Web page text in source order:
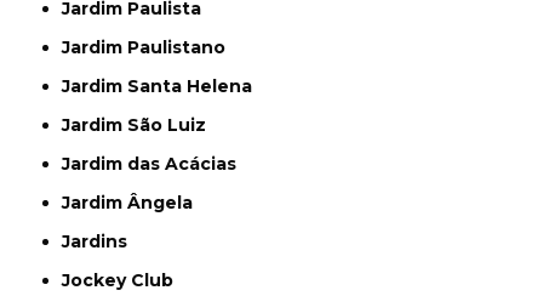
Jardim Paulista
Jardim Paulistano
Jardim Santa Helena
Jardim São Luiz
Jardim das Acácias
Jardim Ângela
Jardins
Jockey Club